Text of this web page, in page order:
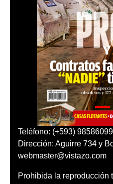
Teléfono: (+593)
Dirección: Aguirre 734 y
webmaster@vistazo.com
Prohibida la reproducción